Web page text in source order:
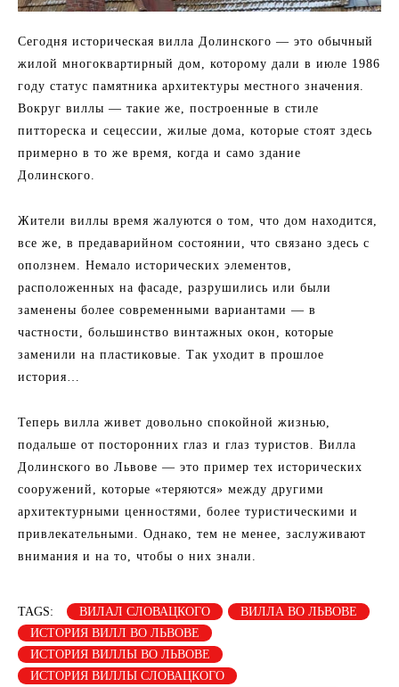
Сегодня историческая вилла Долинского — это обычный
жилой многоквартирный дом, которому дали в июле 1986
году статус памятника архитектуры местного значения.
Вокруг виллы — такие же, построенные в стиле
питтореска и сецессии, жилые дома, которые стоят здесь
примерно в то же время, когда и само здание
Долинского.
Жители виллы время жалуются о том, что дом находится,
все же, в предаварийном состоянии, что связано здесь с
оползнем. Немало исторических элементов,
расположенных на фасаде, разрушились или были
заменены более современными вариантами — в
частности, большинство винтажных окон, которые
заменили на пластиковые. Так уходит в прошлое
история…
Теперь вилла живет довольно спокойной жизнью,
подальше от посторонних глаз и глаз туристов. Вилла
Долинского во Львове — это пример тех исторических
сооружений, которые «теряются» между другими
архитектурными ценностями, более туристическими и
привлекательными. Однако, тем не менее, заслуживают
внимания и на то, чтобы о них знали.
TAGS: ВИЛАЛ СЛОВАЦКОГО
ВИЛЛА ВО ЛЬВОВЕ
ИСТОРИЯ ВИЛЛ ВО ЛЬВОВЕ
ИСТОРИЯ ВИЛЛЫ ВО ЛЬВОВЕ
ИСТОРИЯ ВИЛЛЫ СЛОВАЦКОГО